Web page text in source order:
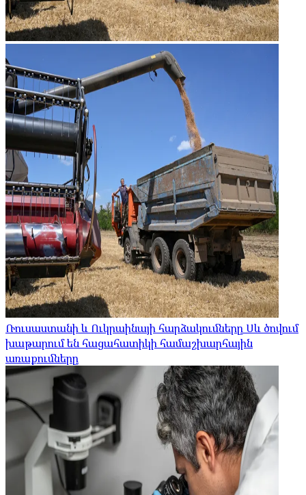
Ռուսաստանի և Ուկրաինայի հարձակումները Սև ծովում
խաթարում են հացահատիկի համաշխարհային
առաքումները